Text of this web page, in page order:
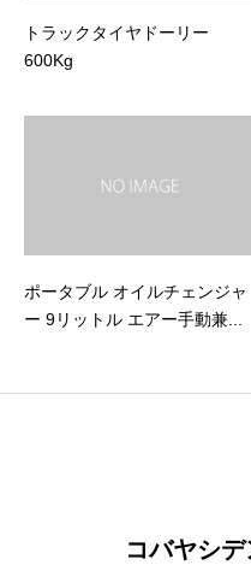
トラックタイヤドーリー
600Kg
ポータブル オイルチェンジャ
ー 9リットル エアー手動兼...
コバヤシ